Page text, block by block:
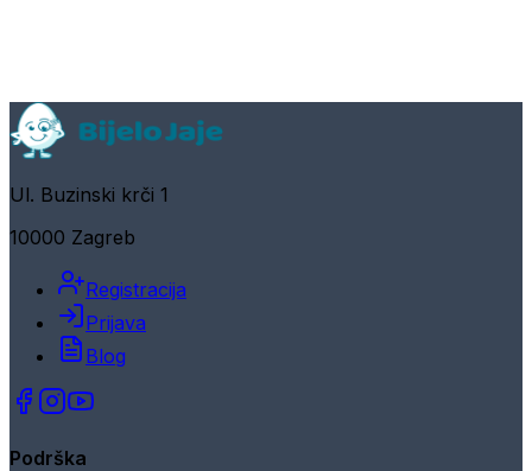
Ul. Buzinski krči 1
10000 Zagreb
Registracija
Prijava
Blog
Podrška